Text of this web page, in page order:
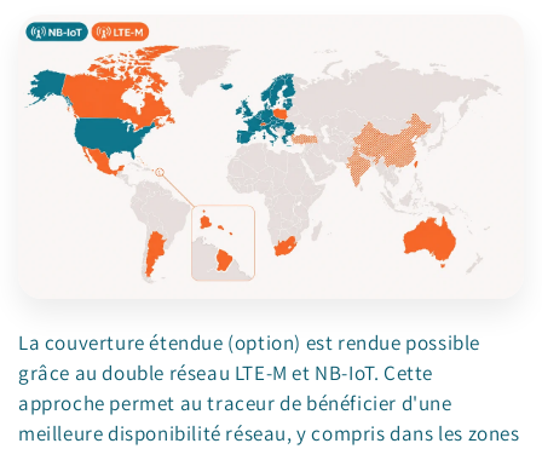
La couverture étendue (option) est rendue possible
grâce au double réseau LTE-M et NB-IoT. Cette
approche permet au traceur de bénéficier d'une
meilleure disponibilité réseau, y compris dans les zones